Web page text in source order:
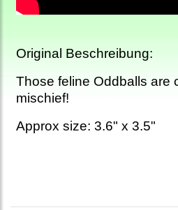
Original Beschreibung:
Those feline Oddballs are
mischief!
Approx size: 3.6" x 3.5"